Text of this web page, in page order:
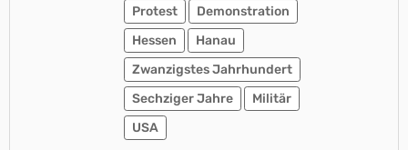
Protest
Demonstration
Hessen
Hanau
Zwanzigstes Jahrhundert
Sechziger Jahre
Militär
USA